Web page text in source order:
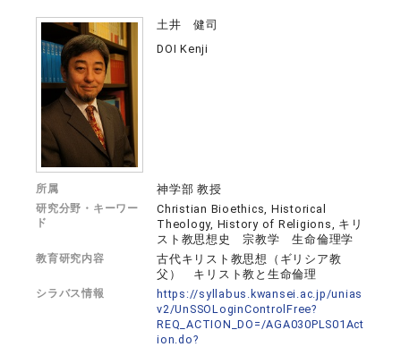
土井 健司
DOI Kenji
所属 神学部 教授
研究分野・キーワー
ド
Christian Bioethics, Historical
Theology, History of Religions, キリ
スト教思想史 宗教学 生命倫理学
教育研究内容
古代キリスト教思想（ギリシア教
父） キリスト教と生命倫理
シラバス情報
https://syllabus.kwansei.ac.jp/unias
v2/UnSSOLoginControlFree?
REQ_ACTION_DO=/AGA030PLS01Act
ion.do?